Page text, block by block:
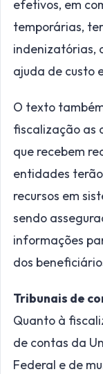
efetivos, em
temporárias,
indenizatórias,
ajuda de custo
O texto
fiscalização as
que recebem
entidades
recursos em
sendo
informações
dos
Tribunais de
Quanto à
de contas da
Federal e de